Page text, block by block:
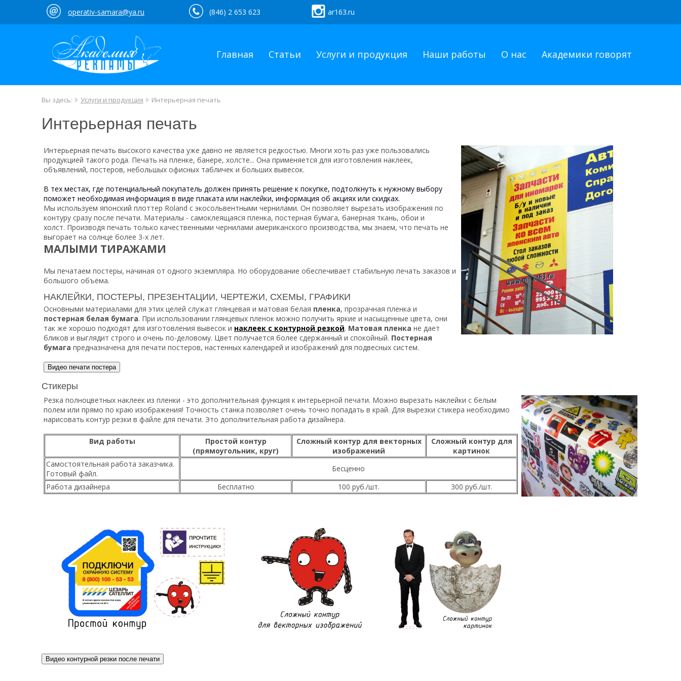
operativ-samara@ya.ru (846) 2 653 623 ar163.ru
Главная Статьи Услуги и продукция Наши работы О нас Академики говорят
Вы здесь: Услуги и продукция Интерьерная печать
Интерьерная печать
Интерьерная печать высокого качества уже давно не является редкостью. Многи хоть раз уже пользовались
продукцией такого рода. Печать на пленке, банере, холсте... Она применяется для изготовления наклеек,
объявлений, постеров, небольшых офисных табличек и больших вывесок.
В тех местах, где потенциальный покупатель должен принять решение к покупке, подтолкнуть к нужному выбору
поможет необходимая информация в виде плаката или наклейки, информация об акциях или скидках.
Мы используем японский плоттер Roland с экосольвентными чернилами. Он позволяет вырезать изображения по
контуру сразу после печати. Материалы - самоклеящаяся пленка, постерная бумага, банерная ткань, обои и
холст. Производя печать только качественными чернилами американского производства, мы знаем, что печать не
выгорает на солнце более 3-х лет.
МАЛЫМИ ТИРАЖАМИ
Мы печатаем постеры, начиная от одного экземпляра. Но оборудование обеспечивает стабильную печать заказов и
большого объёма.
НАКЛЕЙКИ, ПОСТЕРЫ, ПРЕЗЕНТАЦИИ, ЧЕРТЕЖИ, СХЕМЫ, ГРАФИКИ
Основными материалами для этих целей служат глянцевая и матовая белая пленка, прозрачная пленка и
постерная белая бумага. При использовании глянцевых пленок можно получить яркие и насыщенные цвета, они
так же хорошо подходят для изготовления вывесок и наклеек с контурной резкой. Матовая пленка не дает
бликов и выглядит строго и очень по-деловому. Цвет получается более сдержанный и спокойный. Постерная
бумага предназначена для печати постеров, настенных календарей и изображений для подвесных систем.
Стикеры
Резка полноцветных наклеек из пленки - это дополнительная функция к интерьерной печати. Можно вырезать наклейки с белым
полем или прямо по краю изображения! Точность станка позволяет очень точно попадать в край. Для вырезки стикера необходимо
нарисовать контур резки в файле для печати. Это дополнительная работа дизайнера.
Вид работы
Простой контур
(прямоугольник, круг)
Сложный контур для векторных
изображений
Сложный контур для
картинок
Самостоятельная работа заказчика.
Готовый файл.
Бесценно
Работа дизайнера
Бесплатно 100 руб./шт. 300 руб./шт.